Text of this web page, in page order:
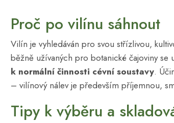
Proč po vilínu sáhnout
Vilín je vyhledáván pro svou střízlivou,
běžně užívaných pro botanické čajoviny se
k normální činnosti cévní soustavy.
– vilínový nálev je především příjemnou,
Tipy k výběru a